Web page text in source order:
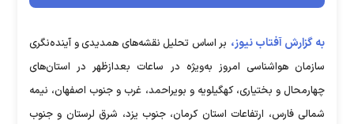
به گزارش آفتاب نیوز، بر اساس تحلیل نقشه‌های همدیدی و آینده‌نگری
سازمان هواشناسی امروز به‌ویژه در ساعات بعدازظهر در استان‌های
چهارمحال و بختیاری، کهگیلویه و بویراحمد، غرب و جنوب اصفهان، نیمه
شمالی فارس، ارتفاعات استان کرمان، جنوب یزد، شرق لرستان و جنوب